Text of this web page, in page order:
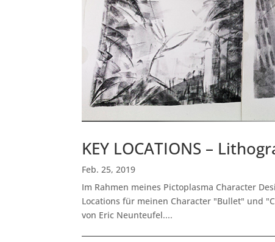
KEY LOCATIONS –
Feb. 25, 2019
Im Rahmen meines Pictoplasma Character
Locations für meinen Character "Bullet" und
von Eric Neunteufel....